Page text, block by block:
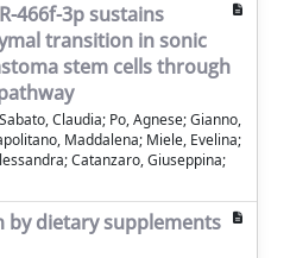
466f-3p sustains
transition in sonic
stem cells through
Claudia; Po, Agnese; Gianno,
Maddalena; Miele, Evelina;
Catanzaro, Giuseppina;
by dietary supplements